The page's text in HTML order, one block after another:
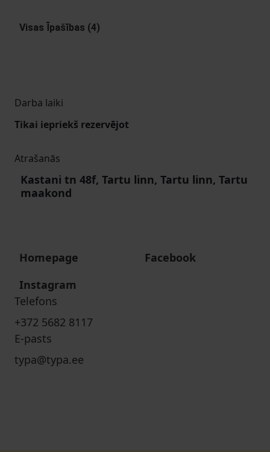
Visas Īpašības (4)
Darba laiki
Tikai iepriekš rezervējot
Atrašanās
Kastani tn 48f, Tartu linn, Tartu linn, Tartu
maakond
Homepage
Facebook
Instagram
Telefons
+372 5682 8117
E-pasts
typa@typa.ee